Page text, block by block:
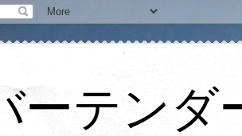
ーテンダ